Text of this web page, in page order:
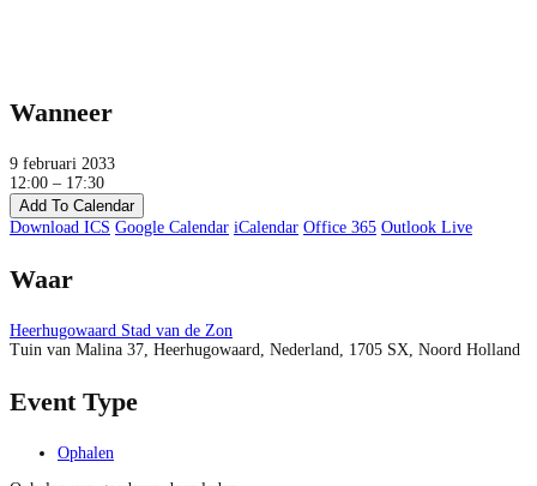
Wanneer
9 februari 2033
12:00 – 17:30
Add To Calendar
Download ICS Google Calendar iCalendar Office 365 Outlook Live
Waar
Heerhugowaard Stad van de Zon
Tuin van Malina 37, Heerhugowaard, Nederland, 1705 SX, Noord Holland
Event Type
Ophalen